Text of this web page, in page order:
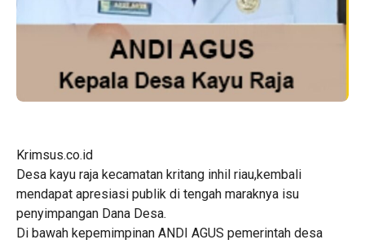
Krimsus.co.id
Desa kayu raja kecamatan kritang inhil riau,kembali
mendapat apresiasi publik di tengah maraknya isu
penyimpangan Dana Desa.
Di bawah kepemimpinan ANDI AGUS pemerintah desa